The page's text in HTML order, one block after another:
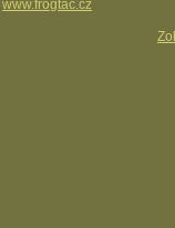
www.frogtac.cz